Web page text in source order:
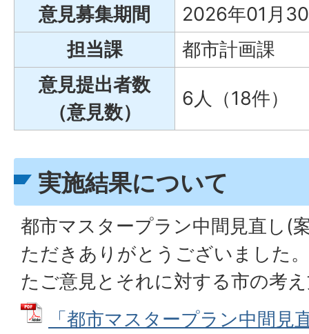
意見募集期間
2026年01月
担当課
都市計画課
意見提出者数
（意見数）
6人（18件）
実施結果について
都市マスタープラン中間見直し(
ただきありがとうございました
たご意見とそれに対する市の考
「都市マスタープラン中間見